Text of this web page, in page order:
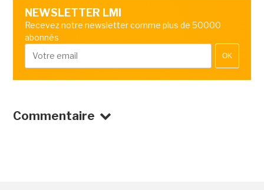
NEWSLETTER LMI
Recevez notre newsletter comme plus de 50000
abonnés
OK
Commentaire